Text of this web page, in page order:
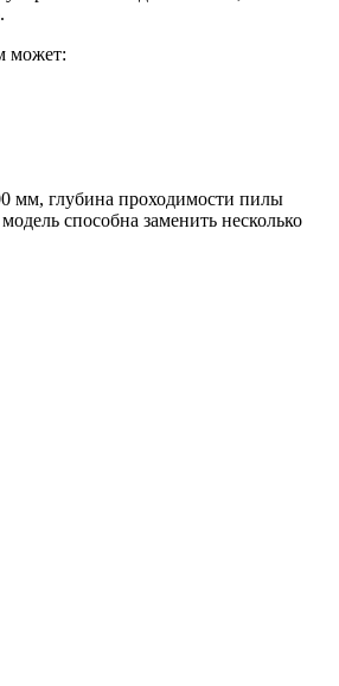
может:
мм, глубина проходимости пилы
способна заменить несколько